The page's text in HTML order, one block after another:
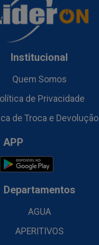
Institucional
Quem Somos
de Privacidade
de Troca e Devolução
APP
Departamentos
AGUA
APERITIVOS